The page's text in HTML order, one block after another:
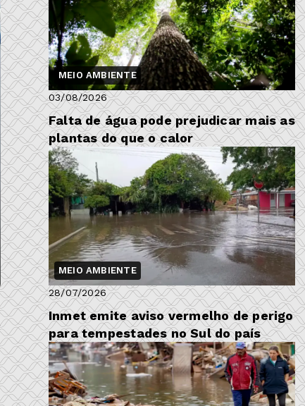
MEIO AMBIENTE
03/08/2026
Falta de água pode prejudicar mais as
plantas do que o calor
MEIO AMBIENTE
28/07/2026
Inmet emite aviso vermelho de perigo
para tempestades no Sul do país